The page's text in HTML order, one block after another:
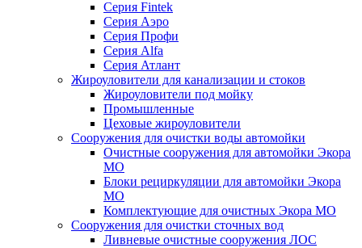
Серия Fintek
Серия Аэро
Серия Профи
Серия Alfa
Серия Атлант
Жироуловители для канализации и стоков
Жироуловители под мойку
Промышленные
Цеховые жироуловители
Сооружения для очистки воды автомойки
Очистные сооружения для автомойки Экора
МО
Блоки рециркуляции для автомойки Экора
МО
Комплектующие для очистных Экора МО
Сооружения для очистки сточных вод
Ливневые очистные сооружения ЛОС